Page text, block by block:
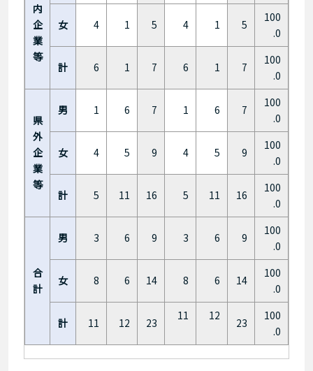
内
企
業
等
女 4 1 5 4 1 5
100
.0
計 6 1 7 6 1 7
100
.0
県
外
企
業
等
男 1 6 7 1 6 7
100
.0
女 4 5 9 4 5 9
100
.0
計 5 11 16 5 11 16
100
.0
合
計
男 3 6 9 3 6 9
100
.0
女 8 6 14 8 6 14
100
.0
計 11 12 23
11 12
23
100
.0